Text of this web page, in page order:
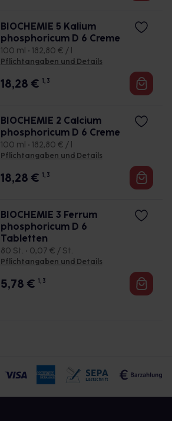
BIOCHEMIE 5 Kalium
phosphoricum D 6 Creme
100 ml • 182,80 € / l
Pflichtangaben und Details
18,28 € 1, 3
BIOCHEMIE 2 Calcium
phosphoricum D 6 Creme
100 ml • 182,80 € / l
Pflichtangaben und Details
18,28 € 1, 3
BIOCHEMIE 3 Ferrum
phosphoricum D 6
Tabletten
80 St. • 0,07 € / St.
Pflichtangaben und Details
5,78 € 1, 3